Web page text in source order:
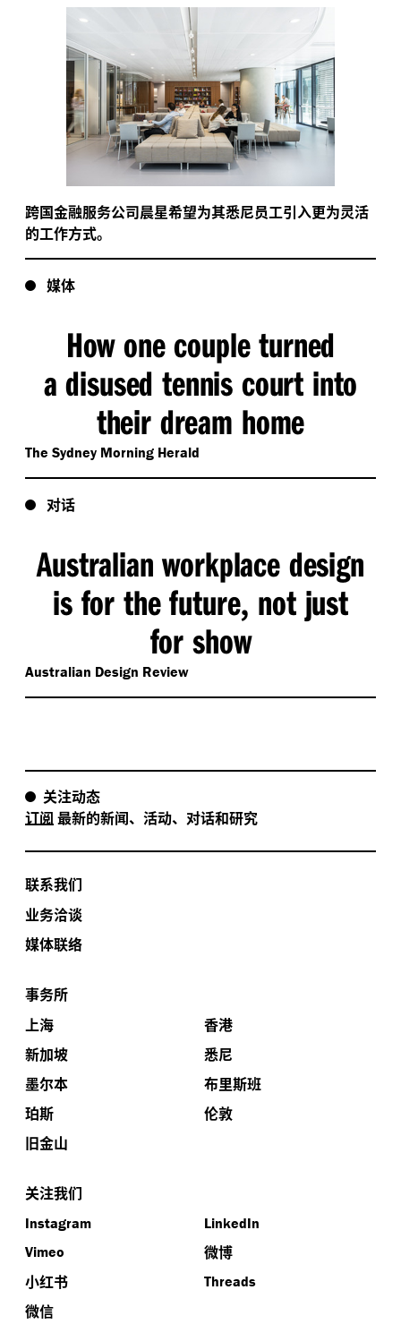
跨国金融服务公司晨星希望为其悉尼员工引入更为灵活
的工作方式。
媒体
How one couple turned
a disused tennis court into
their dream home
The Sydney Morning Herald
对话
Australian workplace design
is for the future, not just
for show
Australian Design Review
关注动态
订阅 最新的新闻、活动、对话和研究
联系我们
业务洽谈
媒体联络
事务所
上海
香港
新加坡
悉尼
墨尔本
布里斯班
珀斯
伦敦
旧金山
关注我们
Instagram
LinkedIn
Vimeo
微博
小红书
Threads
微信